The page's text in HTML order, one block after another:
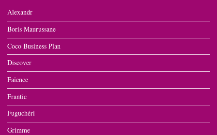
Alexandr
Boris Maurussane
Coco Business Plan
Discover
Faïence
Frantic
Fuguchéri
Grimme